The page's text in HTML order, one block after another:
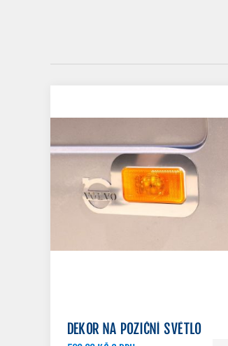
DEKOR NA POZIČNÍ SVĚTLO